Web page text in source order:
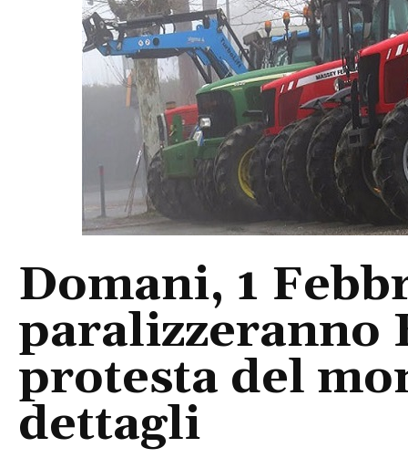
Domani, 1
paralizzeranno
protesta del
dettagli